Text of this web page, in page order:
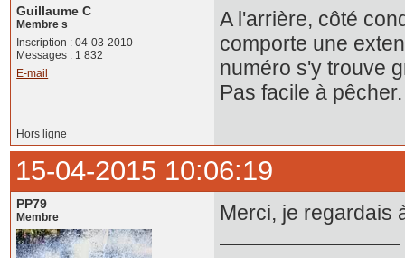
Guillaume C
Membre s
Inscription : 04-03-2010
Messages : 1 832
E-mail
A l'arrière, côté
comporte une
numéro s'y trouve
Pas facile à pêcher.
Hors ligne
15-04-2015 10:06:19
PP79
Membre Merci, je regardais